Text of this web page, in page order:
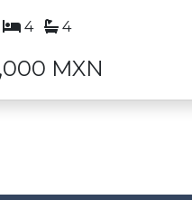
4 4
MXN